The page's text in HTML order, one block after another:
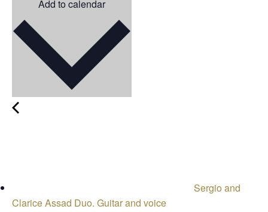
Sergio and
Clarice Assad Duo. Guitar and voice